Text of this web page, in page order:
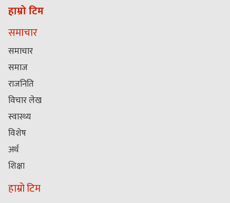
हाम्रो टिम
समाचार
समाचार
समाज
राजनिति
विचार लेख
स्वास्थ्य
विशेष
अर्थ
शिक्षा
हाम्रो टिम